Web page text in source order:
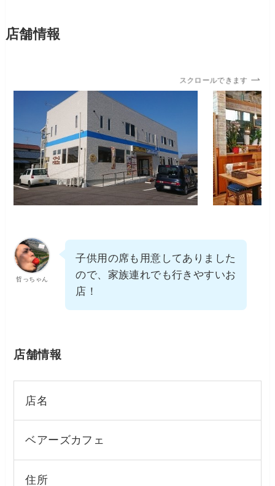
店舗情報
スクロールできます
哲っちゃん
子供用の席も用意してありました
ので、家族連れでも行きやすいお
店！
店舗情報
店名
ベアーズカフェ
住所